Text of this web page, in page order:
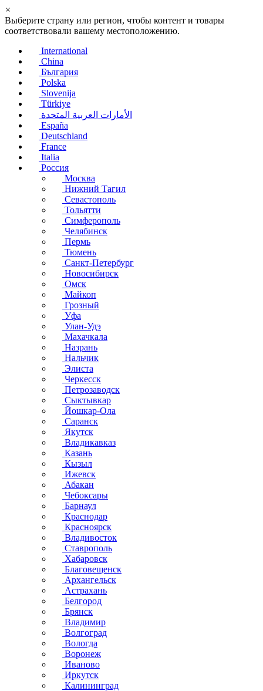
×
Выберите страну или регион, чтобы контент и товары
соответствовали вашему местоположению.
International
China
България
Polska
Slovenija
Türkiye
الأمارات العربية المتحدة
España
Deutschland
France
Italia
Россия
Москва
Нижний Тагил
Севастополь
Тольятти
Симферополь
Челябинск
Пермь
Тюмень
Санкт-Петербург
Новосибирск
Омск
Майкоп
Грозный
Уфа
Улан-Удэ
Махачкала
Назрань
Нальчик
Элиста
Черкесск
Петрозаводск
Сыктывкар
Йошкар-Ола
Саранск
Якутск
Владикавказ
Казань
Кызыл
Ижевск
Абакан
Чебоксары
Барнаул
Краснодар
Красноярск
Владивосток
Ставрополь
Хабаровск
Благовещенск
Архангельск
Астрахань
Белгород
Брянск
Владимир
Волгоград
Вологда
Воронеж
Иваново
Иркутск
Калининград